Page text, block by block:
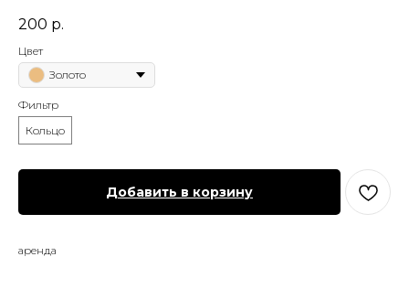
200 р.
Цвет
Золото
Фильтр
Кольцо
Добавить в корзину
аренда